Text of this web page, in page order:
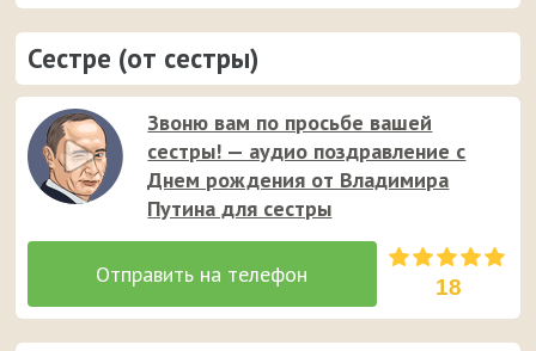
Сестре (от сестры)
Звоню вам по просьбе вашей
сестры! — аудио поздравление с
Днем рождения от Владимира
Путина для сестры
18